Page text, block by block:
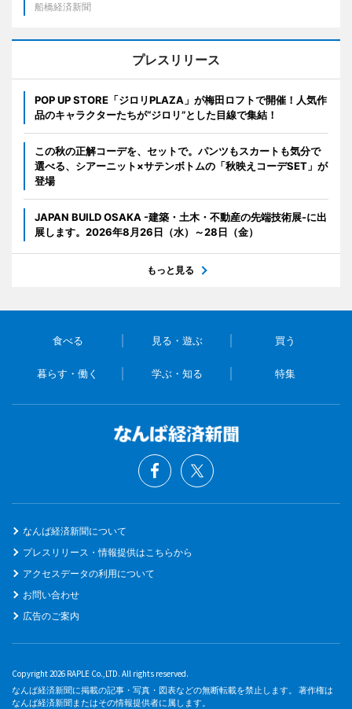
船橋経済新聞
プレスリリース
POP UP STORE「ジロリPLAZA」が梅田ロフトで開催！人気作
品のキャラクターたちが“ジロリ”とした目線で集結！
この秋の正解コーデを、セットで。パンツもスカートも気分で
選べる、シアーニット×サテンボトムの「秋映えコーデSET」が
登場
JAPAN BUILD OSAKA -建築・土木・不動産の先端技術展-に出
展します。2026年8月26日（水）～28日（金）
もっと見る
食べる 見る・遊ぶ 買う
暮らす・働く 学ぶ・知る 特集
なんば経済新聞について
プレスリリース・情報提供はこちらから
アクセスデータの利用について
お問い合わせ
広告のご案内
Copyright 2026 RAPLE Co.,LTD. All rights reserved.
なんば経済新聞に掲載の記事・写真・図表などの無断転載を禁止します。 著作権は
なんば経済新聞またはその情報提供者に属します。